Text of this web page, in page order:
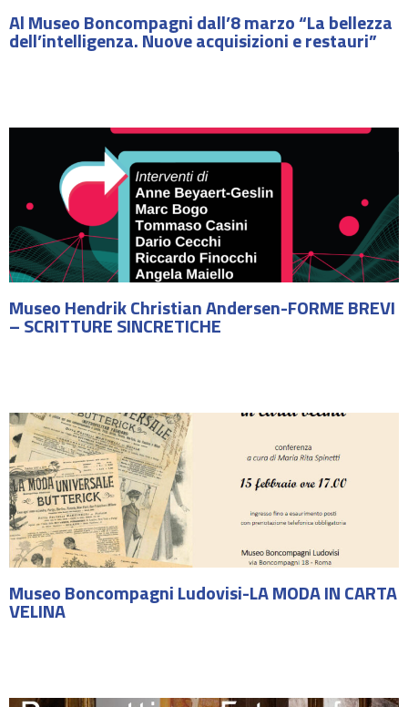
Al Museo Boncompagni dall’8 marzo “La bellezza
dell’intelligenza. Nuove acquisizioni e restauri”
Museo Hendrik Christian Andersen-FORME BREVI
– SCRITTURE SINCRETICHE
Museo Boncompagni Ludovisi-LA MODA IN CARTA
VELINA